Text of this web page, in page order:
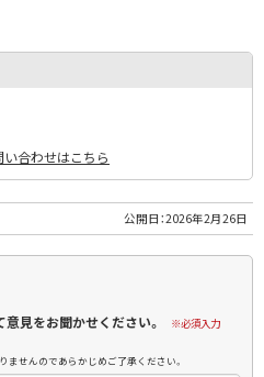
合わせはこちら
公開日：2026年2月26日
意見をお聞かせください。 ※必須入力
ませんのであらかじめご了承ください。